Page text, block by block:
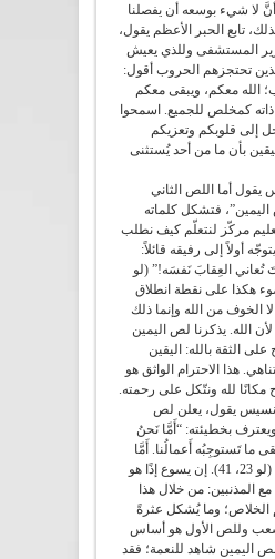
أنَّ لا شيء بوسعه أن يفصلنا
تابع الحبر الأعظم يقول،
المستشفى وللذي يعيش
تحتجزهم الحروب أقول:
الله معكم، ويبقى معكم
كمخلص للجميع. اسمحوا
إلى قلوبكم وتعزيكم
بأن ما من أحد يُستثنى
يقول أما اللص الثاني
فتشكل كلماته
تعليم مركّز لنتعلّم كيف نطلب
أولاً إلى رفيقه قائلاً:
تُعاني العِقابَ نَفسَه!” (لو
هكذا على نقطة انطلاق
لا الخوف من الله وإنما ذلك
الله. يذكرنا لص اليمين
الثقة بالله: اليقين
هذا الاحترام الواثق هو
مكانًا لله ونتّكل على رحمته.
يقول، يعلن لص
بخطيئته: “أَمَّا نَحنُ
ما تَستوجِبُه أَعمالُنا. أَمَّا
هو فلَم يَعمَل سُوءًا” (لو 23، 41). إن يسوع إذًا هو
المذنبين: من خلال هذا
الخلاص؛ وما يُشكل عثرةً
وللص الأول هو أساس
اليمين شاهد للنعمة؛ فقد